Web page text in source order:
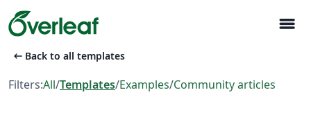
menu
arrow_left_alt Back to all templates
Filters:All/Templates/Examples/Community articles